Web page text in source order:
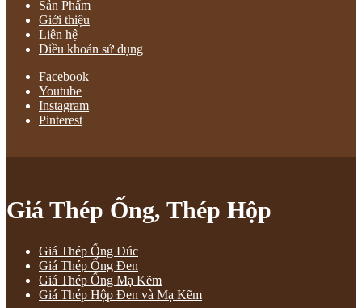
Sản Phẩm
Giới thiệu
Liên hệ
Điều khoản sử dụng
Facebook
Youtube
Instagram
Pinterest
Giá Thép Ống, Thép Hộp
Giá Thép Ống Đúc
Giá Thép Ống Đen
Giá Thép Ống Mạ Kẽm
Giá Thép Hộp Đen và Mạ Kẽm